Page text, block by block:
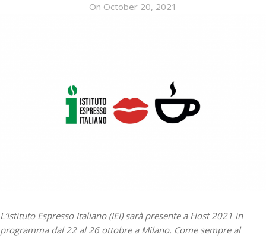
On October 20, 2021
L’Istituto Espresso Italiano (IEI) sarà presente a Host 2021 in
programma dal 22 al 26 ottobre a Milano. Come sempre al